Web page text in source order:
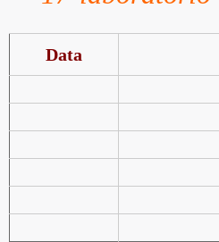
Data